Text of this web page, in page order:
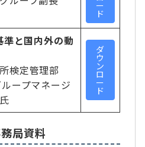
ー
ド
と国内外の動
検定管理部
ープマネージ
ダ
ウ
ン
ロ
ー
ド
局資料